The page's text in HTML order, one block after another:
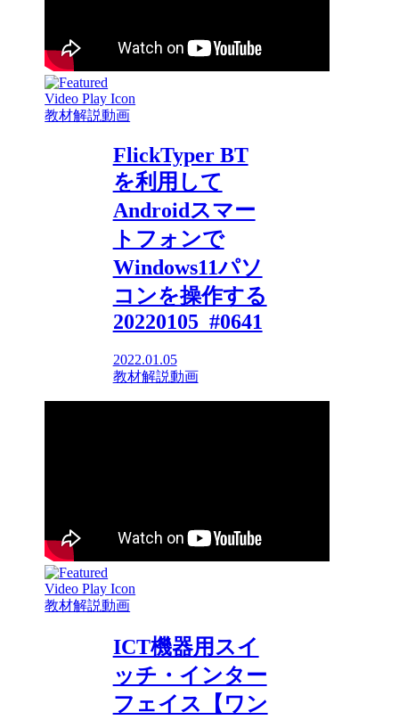
教材解説動画
FlickTyper BT
を利用して
Androidスマー
トフォンで
Windows11パソ
コンを操作する
20220105_#0641
2022.01.05
教材解説動画
教材解説動画
ICT機器用スイ
ッチ・インター
フェイス【ワン